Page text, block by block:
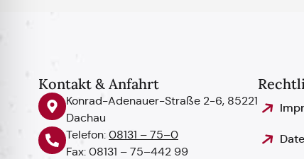
Kontakt & Anfahrt
Konrad-Adenauer-Straße 2-6, 85221
Dachau
Telefon: 08131 – 75–0
Fax: 08131 – 75–442 99